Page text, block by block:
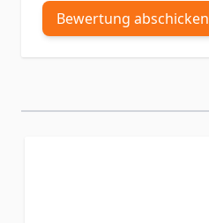
Bewertung abschicken